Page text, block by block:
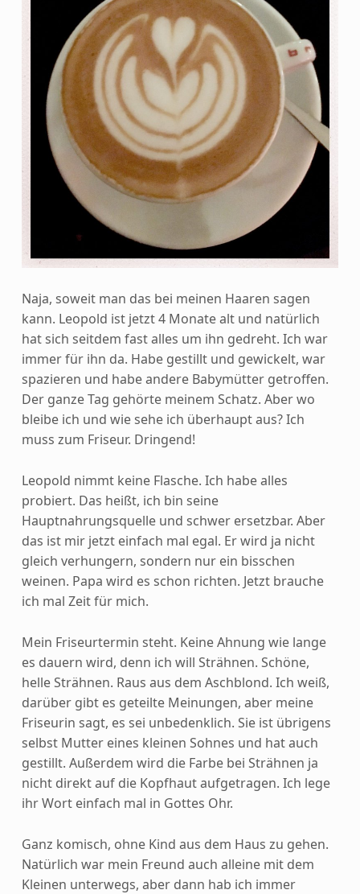
Naja, soweit man das bei meinen Haaren sagen
kann. Leopold ist jetzt 4 Monate alt und natürlich
hat sich seitdem fast alles um ihn gedreht. Ich war
immer für ihn da. Habe gestillt und gewickelt, war
spazieren und habe andere Babymütter getroffen.
Der ganze Tag gehörte meinem Schatz. Aber wo
bleibe ich und wie sehe ich überhaupt aus? Ich
muss zum Friseur. Dringend!
Leopold nimmt keine Flasche. Ich habe alles
probiert. Das heißt, ich bin seine
Hauptnahrungsquelle und schwer ersetzbar. Aber
das ist mir jetzt einfach mal egal. Er wird ja nicht
gleich verhungern, sondern nur ein bisschen
weinen. Papa wird es schon richten. Jetzt brauche
ich mal Zeit für mich.
Mein Friseurtermin steht. Keine Ahnung wie lange
es dauern wird, denn ich will Strähnen. Schöne,
helle Strähnen. Raus aus dem Aschblond. Ich weiß,
darüber gibt es geteilte Meinungen, aber meine
Friseurin sagt, es sei unbedenklich. Sie ist übrigens
selbst Mutter eines kleinen Sohnes und hat auch
gestillt. Außerdem wird die Farbe bei Strähnen ja
nicht direkt auf die Kopfhaut aufgetragen. Ich lege
ihr Wort einfach mal in Gottes Ohr.
Ganz komisch, ohne Kind aus dem Haus zu gehen.
Natürlich war mein Freund auch alleine mit dem
Kleinen unterwegs, aber dann hab ich immer